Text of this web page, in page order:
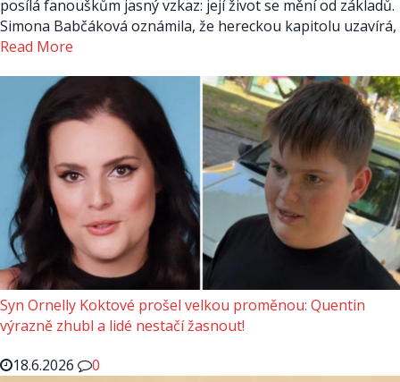
posílá fanouškům jasný vzkaz: její život se mění od základů.
Simona Babčáková oznámila, že hereckou kapitolu uzavírá,
Read More
Syn Ornelly Koktové prošel velkou proměnou: Quentin
výrazně zhubl a lidé nestačí žasnout!
18.6.2026
0